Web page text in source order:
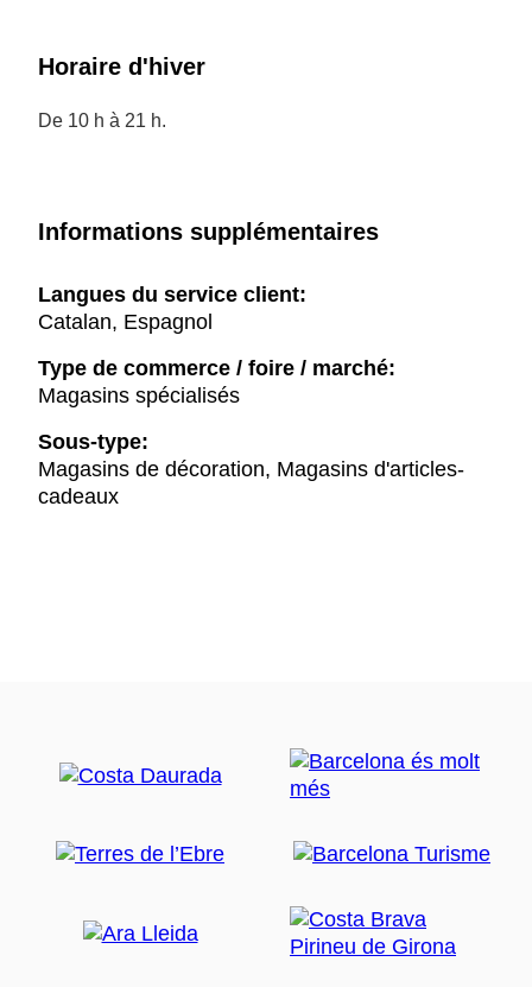
Horaire d'hiver
De 10 h à 21 h.
Informations supplémentaires
Langues du service client:
Catalan, Espagnol
Type de commerce / foire / marché:
Magasins spécialisés
Sous-type:
Magasins de décoration, Magasins d'articles-
cadeaux